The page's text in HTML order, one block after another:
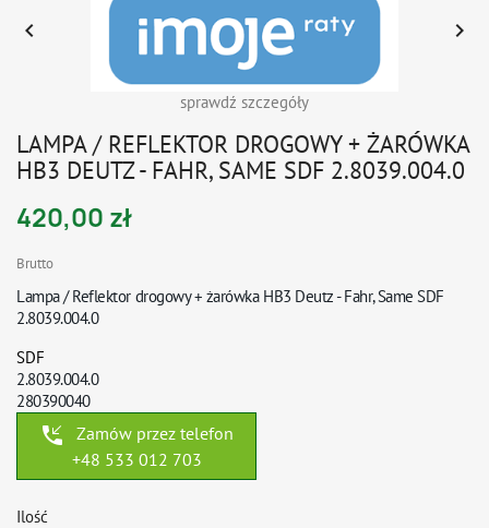
sprawdź szczegóły
 
LAMPA / REFLEKTOR DROGOWY + ŻARÓWKA
HB3 DEUTZ - FAHR, SAME SDF 2.8039.004.0
420,00 zł
Brutto
Lampa / Reflektor drogowy + żarówka HB3 Deutz - Fahr, Same SDF
2.8039.004.0
SDF
2.8039.004.0
280390040
phone_callback
Zamów przez telefon
+48 533 012 703
Ilość